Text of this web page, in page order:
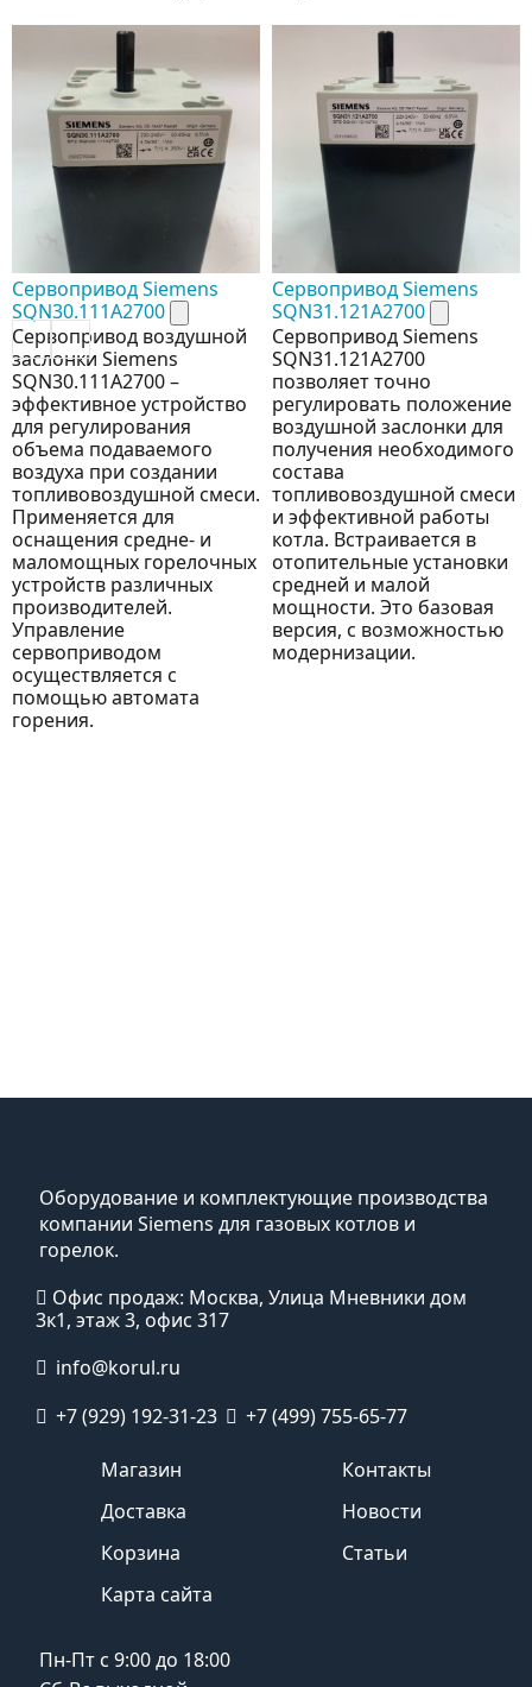
Сервопривод Siemens
SQN30.111A2700
Сервопривод воздушной
заслонки Siemens
SQN30.111A2700 –
эффективное устройство
для регулирования
объема подаваемого
воздуха при создании
топливовоздушной смеси.
Применяется для
оснащения средне- и
маломощных горелочных
устройств различных
производителей.
Управление
сервоприводом
осуществляется с
помощью автомата
горения.
Сервопривод Siemens
SQN31.121A2700
Сервопривод Siemens
SQN31.121A2700
позволяет точно
регулировать положение
воздушной заслонки для
получения необходимого
состава
топливовоздушной смеси
и эффективной работы
котла. Встраивается в
отопительные установки
средней и малой
мощности. Это базовая
версия, с возможностью
модернизации.
Оборудование и комплектующие производства
компании Siemens для газовых котлов и
горелок.
Офис продаж: Москва, Улица Мневники дом
3к1, этаж 3, офис 317
info@korul.ru
+7 (929) 192-31-23
+7 (499) 755-65-77
Магазин
Доставка
Корзина
Карта сайта
Контакты
Новости
Статьи
Пн-Пт с 9:00 до 18:00